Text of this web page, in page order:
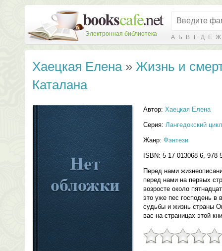
Электронная библиотека А Б В Г Д Е Ж
Хаецкая Елена» Жизнь и
Каталана
Автор: Хаецкая Елена
Серия: Лангедокский цикл
Жанр: Фэнтези
ISBN: 5-17-013068-6, 978-
Перед нами
перед нами на первых
возросте около
это уже пес господень в
судьбы и жизнь страны
вас на страницах этой